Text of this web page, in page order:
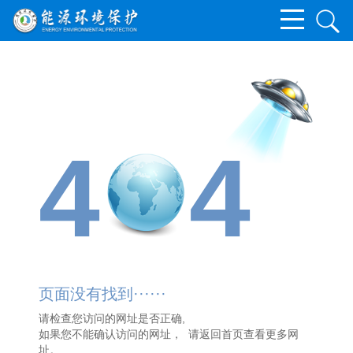
4 4
页面没有找到······
请检查您访问的网址是否正确,
如果您不能确认访问的网址， 请返回首页查看更多网
址。